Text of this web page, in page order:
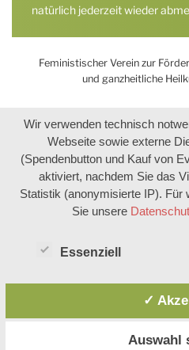
natürlich jederzeit wieder
Feministischer Verein zur
und ganzheitliche
Wir verwenden technisch
Webseite sowie externe
(Spendenbutton und Kauf von
aktiviert, nachdem Sie das
Statistik (anonymisierte IP). Für
Sie unsere
Essenziell
✓
Auswahl